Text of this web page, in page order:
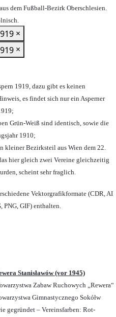
dem Fußball-Bezirk Oberschlesien.
×
×
1919, dazu gibt es keinen
es findet sich nur ein Asperner
;
Grün-Weiß sind identisch, sowie die
1910;
kleiner Bezirksteil aus Wien dem 22.
hier gleich zwei Vereine gleichzeitig
scheint sehr fraglich.
Vektorgrafikformate (CDR, AI
PNG, GIF) enthalten.
Stanisławów (vor 1945)
Zabaw Ruchowych „Rewera“
Gimnastycznego Sokółw
gegründet – Vereinsfarben: Rot-